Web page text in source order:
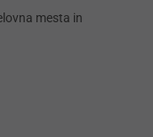
mesta in